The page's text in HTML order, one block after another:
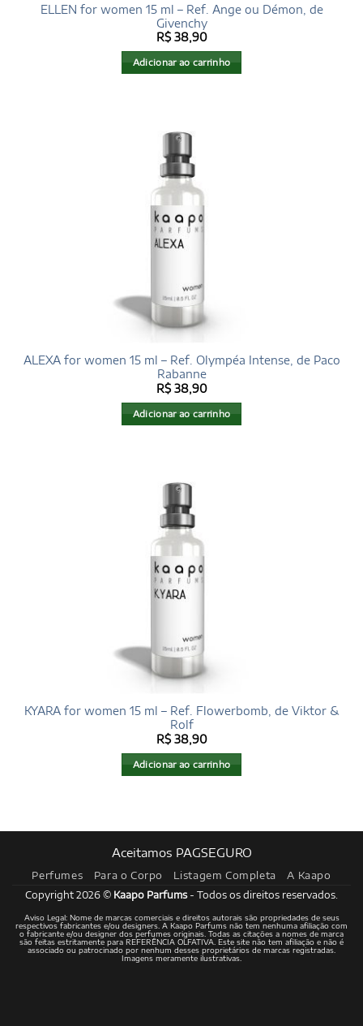
ELLEN for women 15 ml – Ref. Ange ou Démon, de
Givenchy
R$38,90
Adicionar ao carrinho
ALEXA for women 15 ml – Ref. Olympéa Intense, de Paco
Rabanne
R$38,90
Adicionar ao carrinho
KYARA for women 15 ml – Ref. Flowerbomb, de Viktor &
Rolf
R$38,90
Adicionar ao carrinho
Aceitamos PAGSEGURO
Perfumes Para o Corpo Listagem Completa A Kaapo
Copyright 2026 © Kaapo Parfums- Todos os direitos reservados.
Aviso Legal: Nome de marcas comerciais e direitos autorais são propriedades de seus
respectivos fabricantes e/ou designers. A Kaapo Parfums não tem nenhuma afiliação com
o fabricante e/ou designer dos perfumes originais. Todas as citações a nomes de marca
são feitas estritamente para REFERÊNCIA OLFATIVA. Este site não tem afiliação e não é
associado ou patrocinado por nenhum desses proprietários de marcas registradas.
Imagens meramente ilustrativas.